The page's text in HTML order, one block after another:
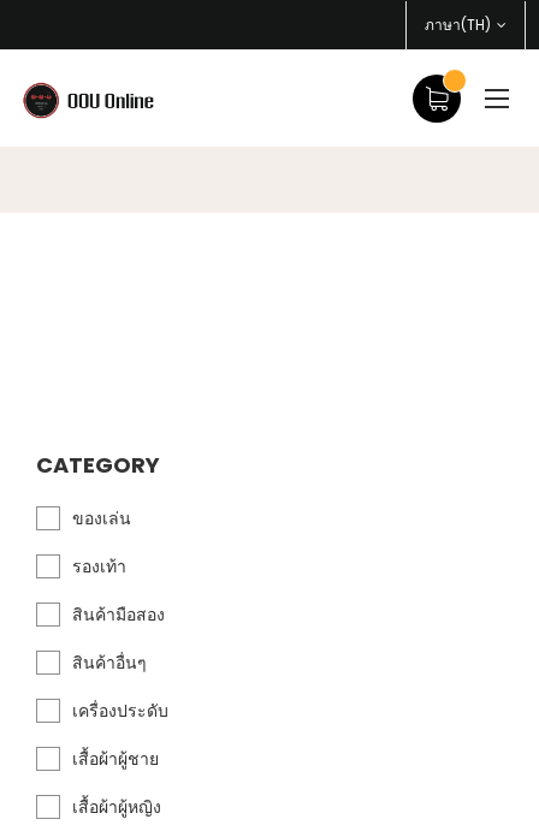
ภาษา(TH)
CATEGORY
ของเล่น
รองเท้า
สินค้ามือสอง
สินค้าอื่นๆ
เครื่องประดับ
เสื้อผ้าผู้ชาย
เสื้อผ้าผู้หญิง